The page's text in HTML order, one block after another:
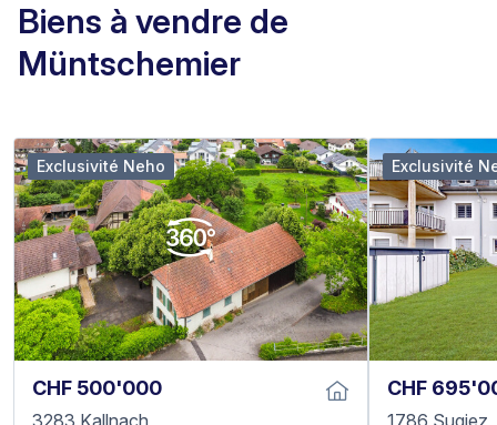
Biens à vendre de
Müntschemier
CHF 500'000
3283 Kallnach
Exclusivité Neho
CHF
1786 Sugiez
Exclusivité